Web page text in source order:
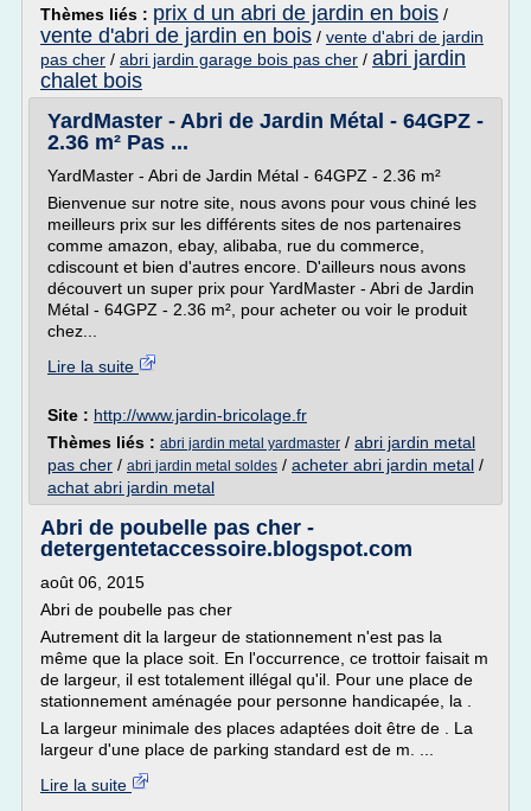
Thèmes liés : prix d un abri de jardin en bois /
vente d'abri de jardin en bois / vente d'abri de jardin
pas cher / abri jardin garage bois pas cher / abri jardin
chalet bois
YardMaster - Abri de Jardin Métal - 64GPZ -
2.36 m² Pas ...
YardMaster - Abri de Jardin Métal - 64GPZ - 2.36 m²
Bienvenue sur notre site, nous avons pour vous chiné les
meilleurs prix sur les différents sites de nos partenaires
comme amazon, ebay, alibaba, rue du commerce,
cdiscount et bien d'autres encore. D'ailleurs nous avons
découvert un super prix pour YardMaster - Abri de Jardin
Métal - 64GPZ - 2.36 m², pour acheter ou voir le produit
chez...
Lire la suite
Site : http://www.jardin-bricolage.fr
Thèmes liés : abri jardin metal yardmaster / abri jardin metal
pas cher / abri jardin metal soldes / acheter abri jardin metal /
achat abri jardin metal
Abri de poubelle pas cher -
detergentetaccessoire.blogspot.com
août 06, 2015
Abri de poubelle pas cher
Autrement dit la largeur de stationnement n'est pas la
même que la place soit. En l'occurrence, ce trottoir faisait m
de largeur, il est totalement illégal qu'il. Pour une place de
stationnement aménagée pour personne handicapée, la .
La largeur minimale des places adaptées doit être de . La
largeur d'une place de parking standard est de m. ...
Lire la suite